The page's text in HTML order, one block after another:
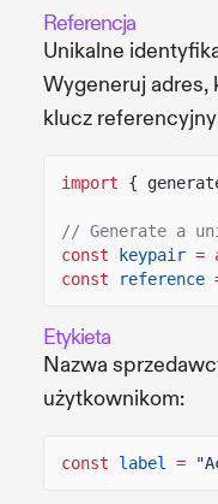
Referencja
Unikalne
Wygeneruj adres,
klucz
import {
// Generate a
const
keypair =
const
reference
Etykieta
Nazwa
użytkownikom:
const label =